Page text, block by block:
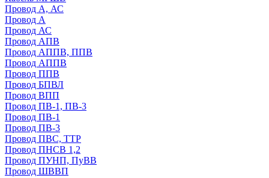
Провод А, АС
Провод А
Провод АС
Провод АПВ
Провод АППВ, ППВ
Провод АППВ
Провод ППВ
Провод БПВЛ
Провод ВПП
Провод ПВ-1, ПВ-3
Провод ПВ-1
Провод ПВ-3
Провод ПВС, ТТР
Провод ПНСВ 1,2
Провод ПУНП, ПуВВ
Провод ШВВП